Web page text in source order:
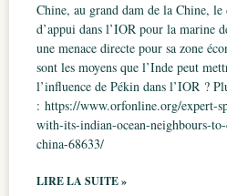
Chine, au grand dam de la Chine,
d’appui dans l’IOR pour la marine
une menace directe pour sa zone
sont les moyens que l’Inde peut
l’influence de Pékin dans l’IOR ?
: https://www.orfonline.org/expert-
with-its-indian-ocean-neighbours-
china-68633/
LIRE LA SUITE »